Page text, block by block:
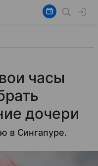
часы
дочери
в Сингапуре.